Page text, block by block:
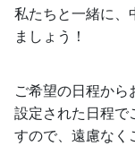
私たちと一緒に、
ましょう！
ご希望の日程から
設定された日程で
すので、遠慮なく